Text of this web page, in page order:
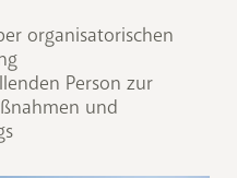
organisatorischen
Person zur
und